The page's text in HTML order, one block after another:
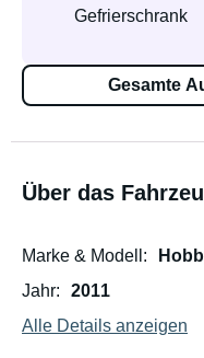
Gefrierschrank
Gesamte
Über das
Marke & Modell
Jahr
2011
Alle Details anzeigen